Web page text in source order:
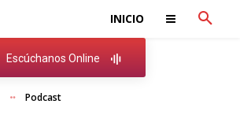
INICIO
Escúchanos Online
Podcast